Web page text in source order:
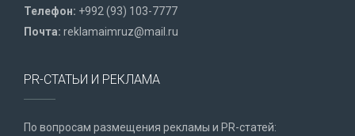
Телефон: +992 (93) 103-7777
Почта: reklamaimruz@mail.ru
PR-СТАТЬИ И РЕКЛАМА
По вопросам размещения рекламы и PR-статей: